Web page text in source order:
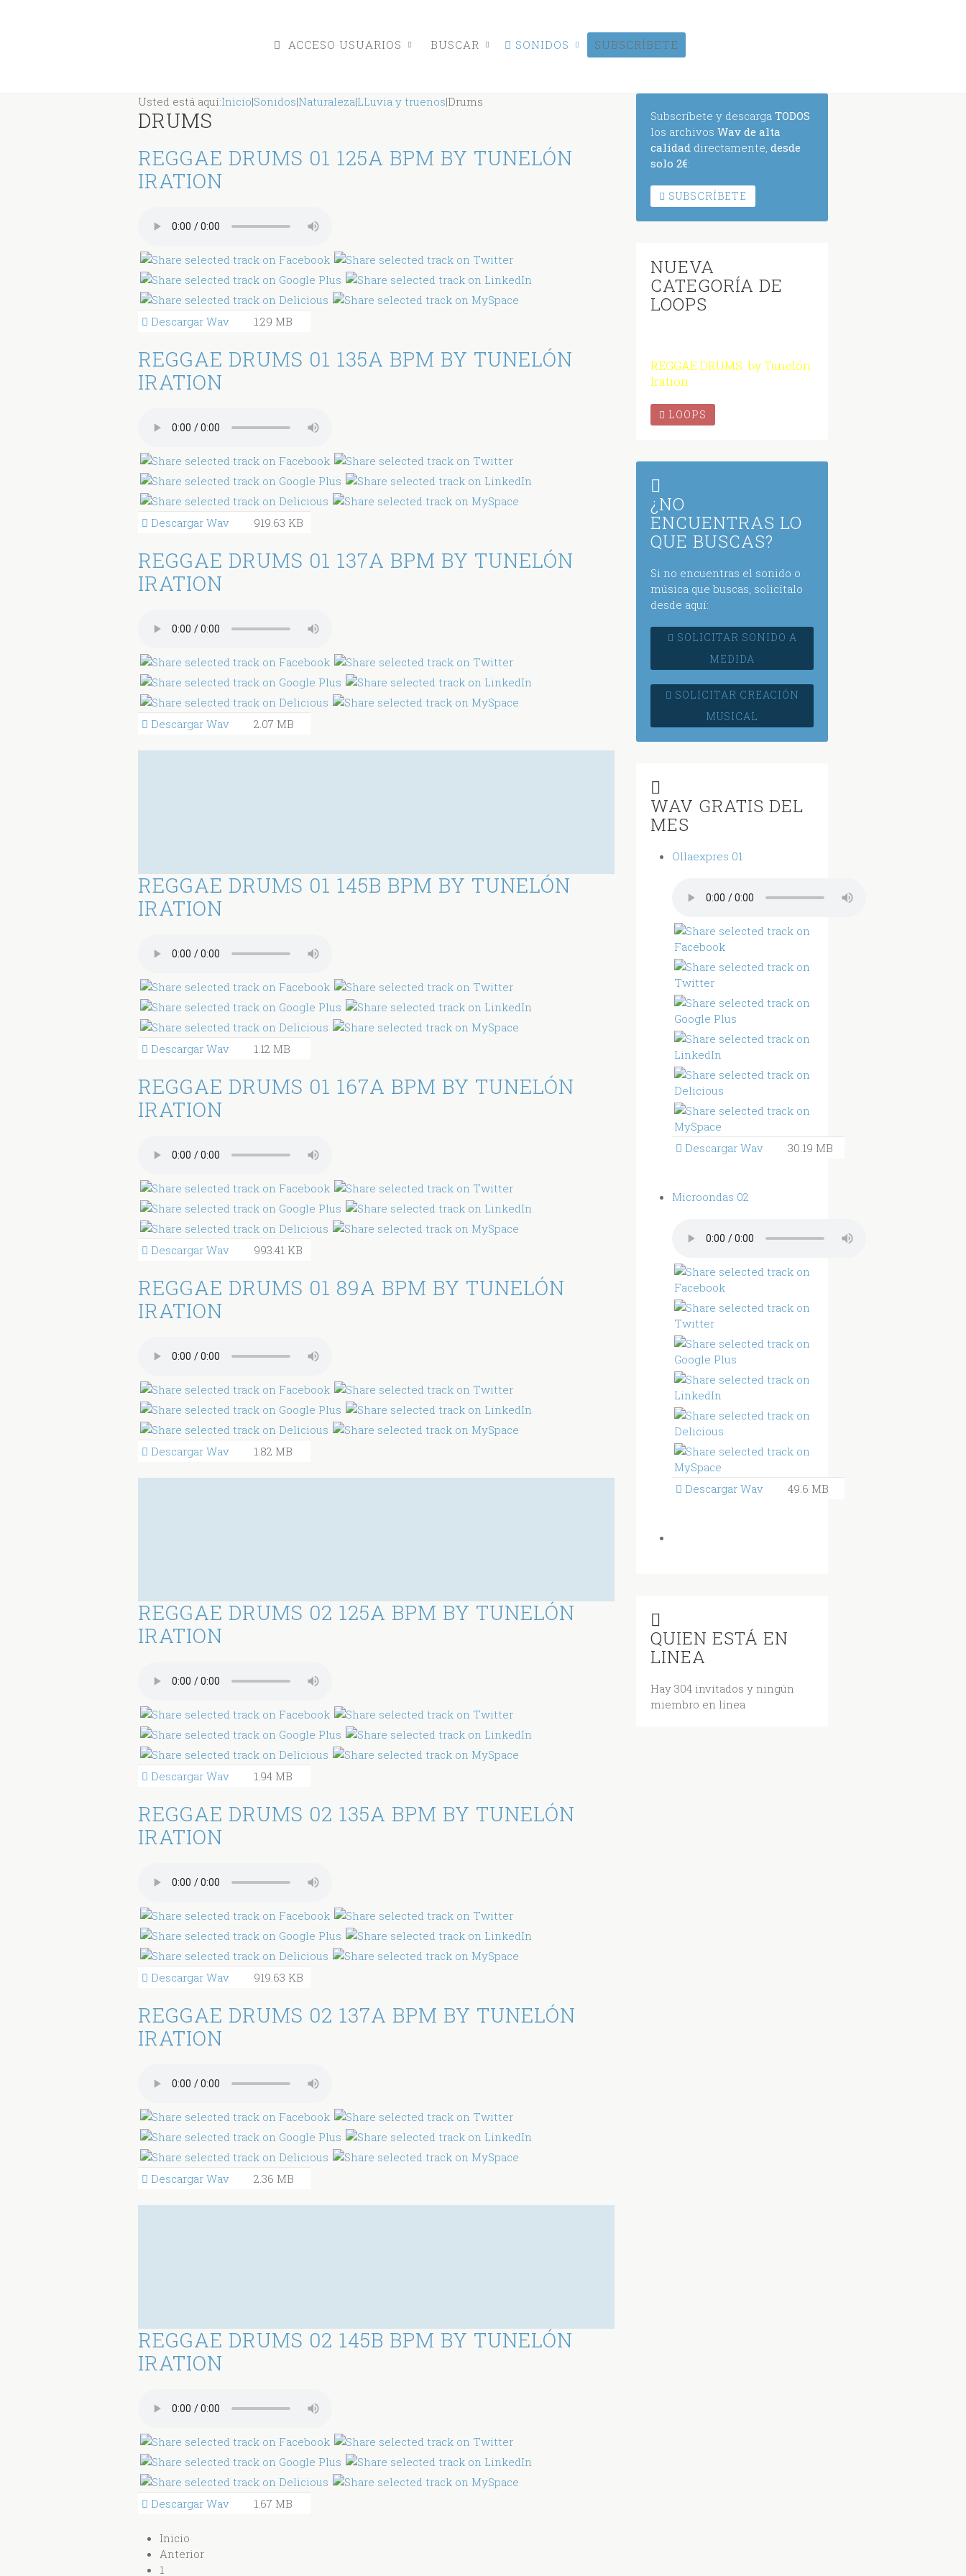
ACCESO USUARIOS BUSCAR SONIDOS SUBSCRÍBETE
Usted está aquí:Inicio|Sonidos|Naturaleza|LLuvia y truenos|Drums
DRUMS
REGGAE DRUMS 01 125A BPM BY TUNELÓN
IRATION
Descargar Wav 1.29 MB
REGGAE DRUMS 01 135A BPM BY TUNELÓN
IRATION
Descargar Wav 919.63 KB
REGGAE DRUMS 01 137A BPM BY TUNELÓN
IRATION
Descargar Wav 2.07 MB
REGGAE DRUMS 01 145B BPM BY TUNELÓN
IRATION
Descargar Wav 1.12 MB
REGGAE DRUMS 01 167A BPM BY TUNELÓN
IRATION
Descargar Wav 993.41 KB
REGGAE DRUMS 01 89A BPM BY TUNELÓN
IRATION
Descargar Wav 1.82 MB
REGGAE DRUMS 02 125A BPM BY TUNELÓN
IRATION
Descargar Wav 1.94 MB
REGGAE DRUMS 02 135A BPM BY TUNELÓN
IRATION
Descargar Wav 919.63 KB
REGGAE DRUMS 02 137A BPM BY TUNELÓN
IRATION
Descargar Wav 2.36 MB
REGGAE DRUMS 02 145B BPM BY TUNELÓN
IRATION
Descargar Wav 1.67 MB
Inicio
Anterior
1
Subscríbete y descarga TODOS
los archivos Wav de alta
calidad directamente, desde
solo 2€:
SUBSCRÍBETE
NUEVA
CATEGORÍA DE
LOOPS
REGGAE DRUMS by Tunelón
Iration
LOOPS
¿NO
ENCUENTRAS LO
QUE BUSCAS?
Si no encuentras el sonido o
música que buscas, solicítalo
desde aquí:
SOLICITAR SONIDO A
MEDIDA
SOLICITAR CREACIÓN
MUSICAL
WAV GRATIS DEL
MES
Ollaexpres 01
Descargar Wav 30.19 MB
Microondas 02
Descargar Wav 49.6 MB
QUIEN ESTÁ EN
LINEA
Hay 304 invitados y ningún
miembro en línea